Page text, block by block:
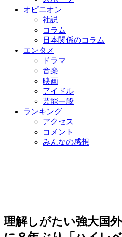
オピニオン
社説
コラム
日本関係のコラム
エンタメ
ドラマ
音楽
映画
アイドル
芸能一般
ランキング
アクセス
コメント
みんなの感想
理解しがたい強大国